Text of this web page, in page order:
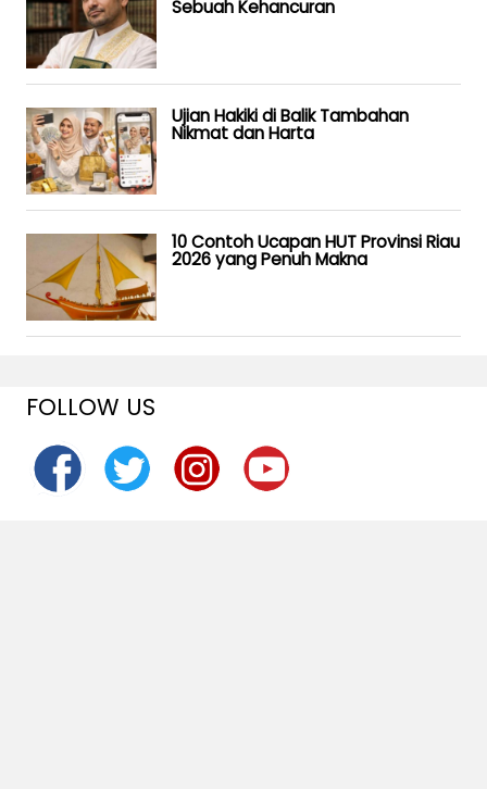
Sebuah Kehancuran
Ujian Hakiki di Balik Tambahan
Nikmat dan Harta
10 Contoh Ucapan HUT Provinsi Riau
2026 yang Penuh Makna
FOLLOW US